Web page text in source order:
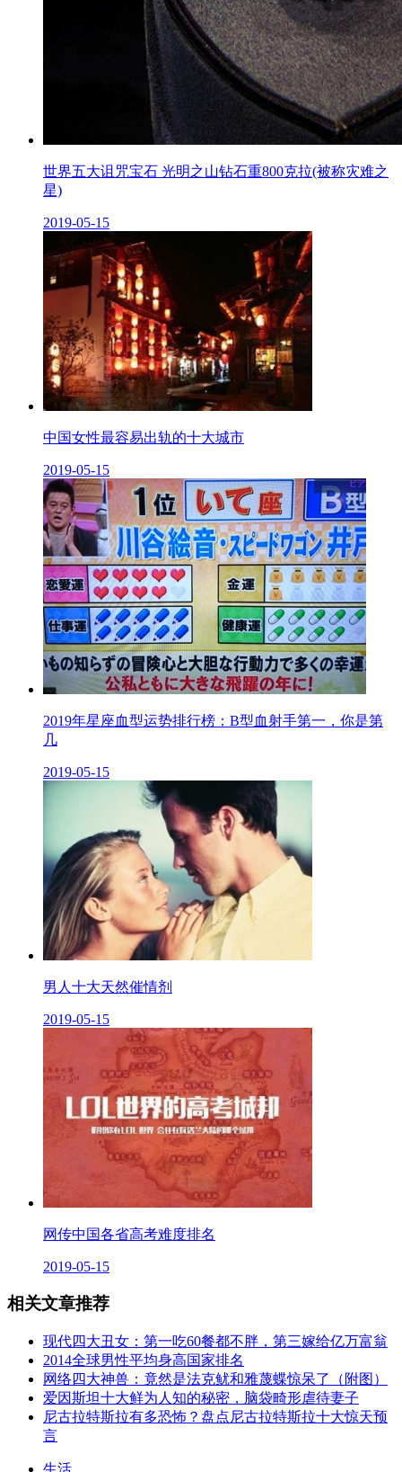
世界五大诅咒宝石 光明之山钻石重800克拉(被称灾难之
星)
2019-05-15
中国女性最容易出轨的十大城市
2019-05-15
2019年星座血型运势排行榜：B型血射手第一，你是第
几
2019-05-15
男人十大天然催情剂
2019-05-15
网传中国各省高考难度排名
2019-05-15
相关文章推荐
现代四大丑女：第一吃60餐都不胖，第三嫁给亿万富翁
2014全球男性平均身高国家排名
网络四大神兽：竟然是法克鱿和雅蔑蝶惊呆了（附图）
爱因斯坦十大鲜为人知的秘密，脑袋畸形虐待妻子
尼古拉特斯拉有多恐怖？盘点尼古拉特斯拉十大惊天预
言
生活